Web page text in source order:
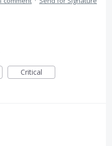
Critical